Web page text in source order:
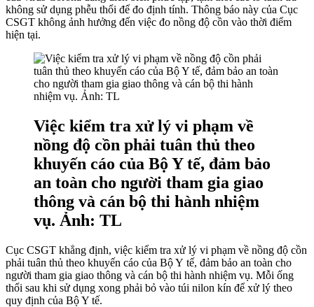
không sử dụng phễu thổi để đo định tính. Thông báo này của Cục
CSGT không ảnh hưởng đến việc đo nồng độ cồn vào thời điểm
hiện tại.
Việc kiểm tra xử lý vi phạm về
nồng độ cồn phải tuân thủ theo
khuyến cáo của Bộ Y tế, đảm bảo
an toàn cho người tham gia giao
thông và cán bộ thi hành nhiệm
vụ. Ảnh: TL
Cục CSGT khẳng định, việc kiểm tra xử lý vi phạm về nồng độ cồn
phải tuân thủ theo khuyến cáo của Bộ Y tế, đảm bảo an toàn cho
người tham gia giao thông và cán bộ thi hành nhiệm vụ. Mỗi ống
thổi sau khi sử dụng xong phải bỏ vào túi nilon kín để xử lý theo
quy định của Bộ Y tế.